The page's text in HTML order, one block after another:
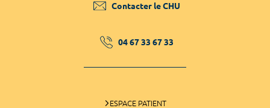
Contacter le CHU
04 67 33 67 33
ESPACE PATIENT